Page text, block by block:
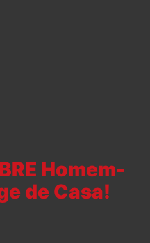
Homem-
de Casa!